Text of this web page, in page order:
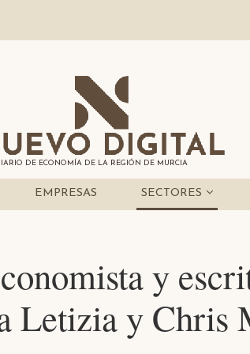
DE ECONOMÍA DE LA REGIÓN DE MURCIA
EMPRESAS SECTORES
y
Letizia y Chris